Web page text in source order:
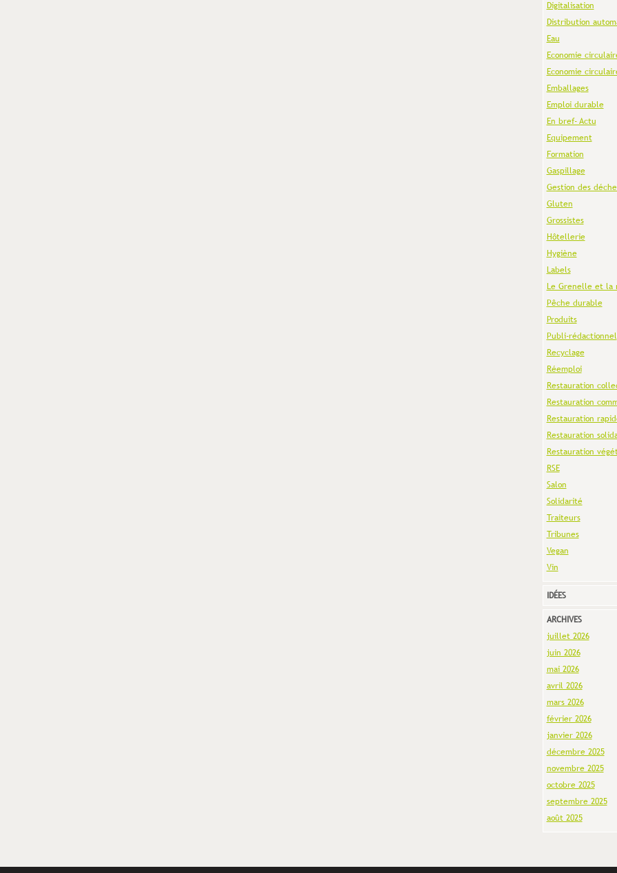
Digitalisation
Distribution
Eau
Economie
Economie
Emballages
Emploi durable
En bref- Actu
Equipement
Formation
Gaspillage
Gestion des
Gluten
Grossistes
Hôtellerie
Hygiène
Labels
Le Grenelle et la
Pêche durable
Produits
Publi-rédactionnel
Recyclage
Réemploi
Restauration
Restauration
Restauration
Restauration
Restauration
RSE
Salon
Solidarité
Traiteurs
Tribunes
Vegan
Vin
IDÉES
ARCHIVES
juillet 2026
juin 2026
mai 2026
avril 2026
mars 2026
février 2026
janvier 2026
décembre 2025
novembre 2025
octobre 2025
septembre 2025
août 2025